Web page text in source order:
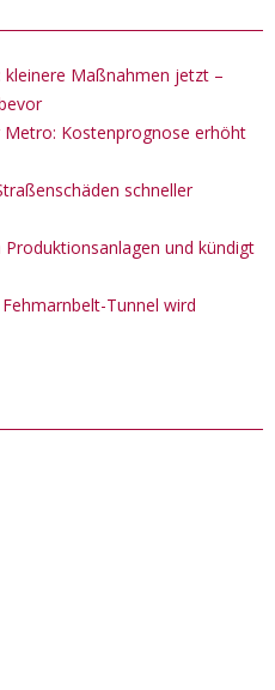
kleinere Maßnahmen jetzt –
Kostenprognose erhöht
schneller
und kündigt
Tunnel wird